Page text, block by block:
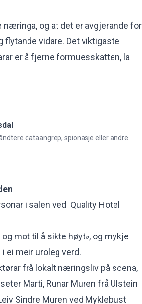
og at det er avgjerande for
flytande vidare. Det viktigaste
er å fjerne formuesskatten, la
dataangrep, spionasje eller andre
i salen ved Quality Hotel
mot til å sikte høyt», og mykje
ei meir uroleg verd.
frå lokalt næringsliv på scena,
Marti, Runar Muren frå Ulstein
Sindre Muren ved Myklebust